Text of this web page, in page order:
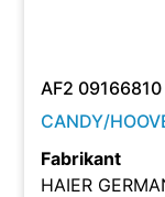
AF2 09166810
CANDY/
Fabrikant
HAIER